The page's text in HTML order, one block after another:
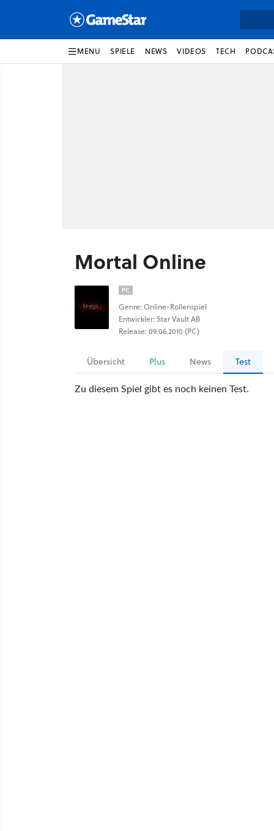
MENU SPIELE NEWS VIDEOS TECH
Mortal Online
PC
Genre: Online-Rollenspiel
Entwickler: Star Vault AB
Release: 09.06.2010 (PC)
Übersicht Plus News Test
Zu diesem Spiel gibt es noch keinen Test.